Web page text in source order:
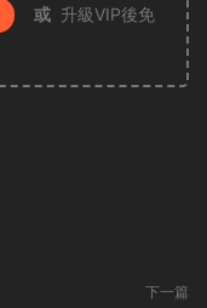
或 升級VIP後免
下一篇